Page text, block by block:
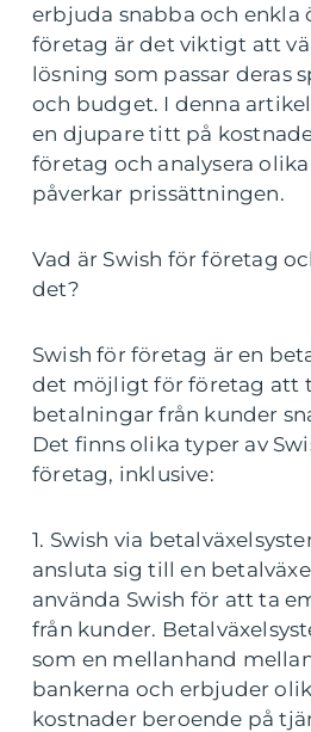
erbjuda snabba och enkla
företag är det viktigt att
lösning som passar deras
och budget. I denna
en djupare titt på
företag och analysera
påverkar prissättningen.
Vad är Swish för företag
det?
Swish för företag är en
det möjligt för företag att
betalningar från kunder
Det finns olika typer av
företag, inklusive:
1. Swish via
ansluta sig till en
använda Swish för att ta
från kunder.
som en mellanhand
bankerna och erbjuder
kostnader beroende på